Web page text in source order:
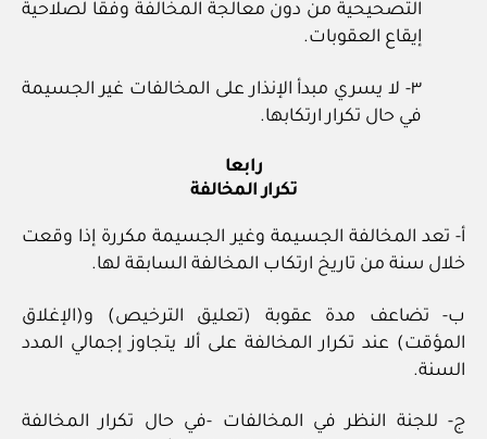
التصحيحية من دون معالجة المخالفة وفقا لصلاحية
إيقاع العقوبات.
٣- لا يسري مبدأ الإنذار على المخالفات غير الجسيمة
في حال تكرار ارتكابها.
رابعا
تكرار المخالفة
أ- تعد المخالفة الجسيمة وغير الجسيمة مكررة إذا وقعت
خلال سنة من تاريخ ارتكاب المخالفة السابقة لها.
ب- تضاعف مدة عقوبة (تعليق الترخيص) و(الإغلاق
المؤقت) عند تكرار المخالفة على ألا يتجاوز إجمالي المدد
السنة.
ج- للجنة النظر في المخالفات -في حال تكرار المخالفة